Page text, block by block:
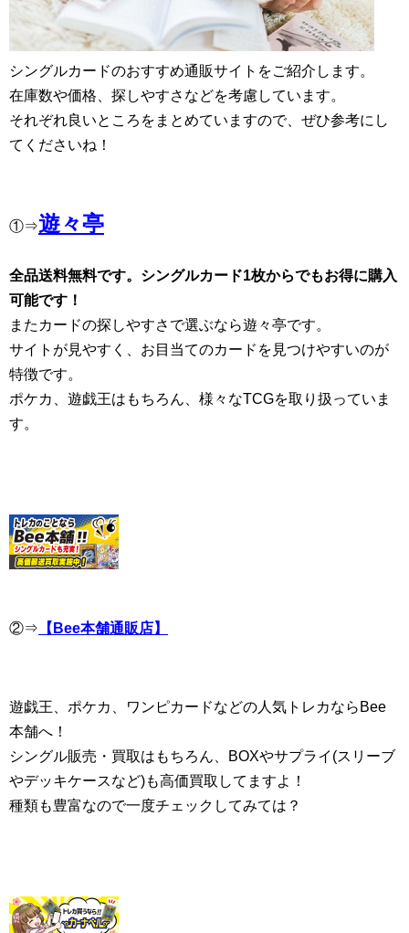
シングルカードのおすすめ通販サイトをご紹介します。
在庫数や価格、探しやすさなどを考慮しています。
それぞれ良いところをまとめていますので、ぜひ参考にし
てくださいね！
①⇒遊々亭
全品送料無料です。シングルカード1枚からでもお得に購入
可能です！
またカードの探しやすさで選ぶなら遊々亭です。
サイトが見やすく、お目当てのカードを見つけやすいのが
特徴です。
ポケカ、遊戯王はもちろん、様々なTCGを取り扱っていま
す。
②⇒ 【Bee本舗通販店】
遊戯王、ポケカ、ワンピカードなどの人気トレカならBee
本舗へ！
シングル販売・買取はもちろん、BOXやサプライ(スリーブ
やデッキケースなど)も高価買取してますよ！
種類も豊富なので一度チェックしてみては？